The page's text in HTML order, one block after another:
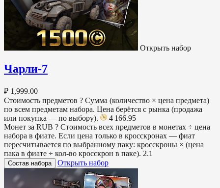
Открыть набор
Чарли-7
₽ 1,999.00
Стоимость предметов ? Сумма (количество × цена предмета)
по всем предметам набора. Цена берётся с рынка (продажа
или покупка — по выбору).
4 166.95
Монет за RUB ? Стоимость всех предметов в монетах ÷ цена
набора в фиате. Если цена только в кросскронах — фиат
пересчитывается по выбранному паку: кросскроны × (цена
пака в фиате ÷ кол-во кросскрон в паке). 2.1
Состав набора Открыть набор